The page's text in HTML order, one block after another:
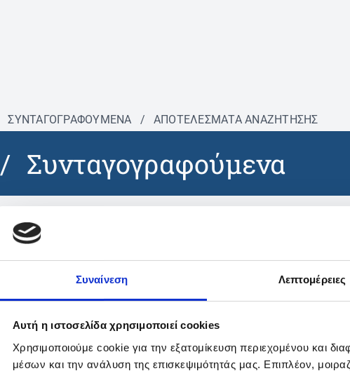
Συναίνεση Λεπτομέρειες
Αυτή η ιστοσελίδα χρησιμοποιεί cookies
Χρησιμοποιούμε cookie για την εξατομίκευση περιεχομένου και
μέσων και την ανάλυση της επισκεψιμότητάς μας. Επιπλέον,
ΣΥΝΤΑΓΟΓΡΑΦΟΎΜΕΝΑ / ΑΠΟΤΕΛΕΣΜΑΤΑ ΑΝΑΖΗΤΗΣΗΣ
/ Συνταγογραφούμενα
Δεν βρέθηκαν